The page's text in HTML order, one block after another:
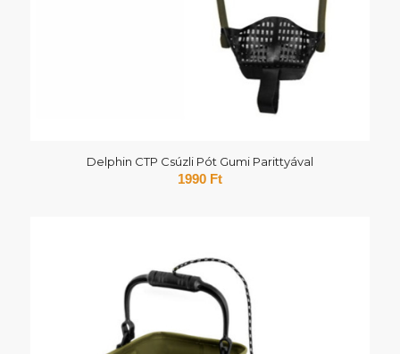
Delphin CTP Csúzli Pót Gumi Parittyával
1990 Ft